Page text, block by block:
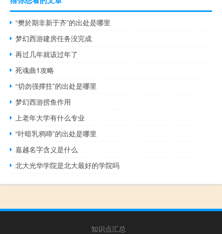
“樊於期非新于齐”的出处是哪里
梦幻西游建房任务没完成
再过几年就该过年了
死魂曲1攻略
“切勿强撑拄”的出处是哪里
梦幻西游捞鱼作用
上老年大学有什么专业
“叶暗乳鸦啼”的出处是哪里
嘉越名字含义是什么
北大光华学院是北大最好的学院吗
知识点汇总